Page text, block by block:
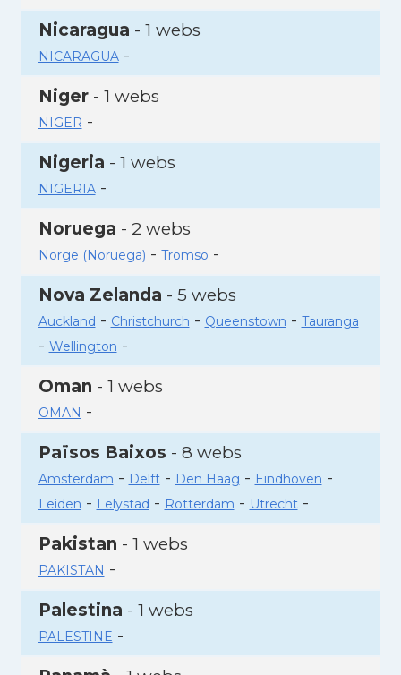
Nicaragua - 1 webs
NICARAGUA-
Niger- 1 webs
NIGER -
Nigeria - 1 webs
NIGERIA-
Noruega - 2 webs
Norge (Noruega) - Tromso -
Nova Zelanda - 5 webs
Auckland - Christchurch - Queenstown - Tauranga
- Wellington -
Oman - 1 webs
OMAN -
Països Baixos - 8 webs
Amsterdam - Delft- Den Haag - Eindhoven -
Leiden - Lelystad - Rotterdam - Utrecht-
Pakistan - 1 webs
PAKISTAN -
Palestina - 1 webs
PALESTINE -